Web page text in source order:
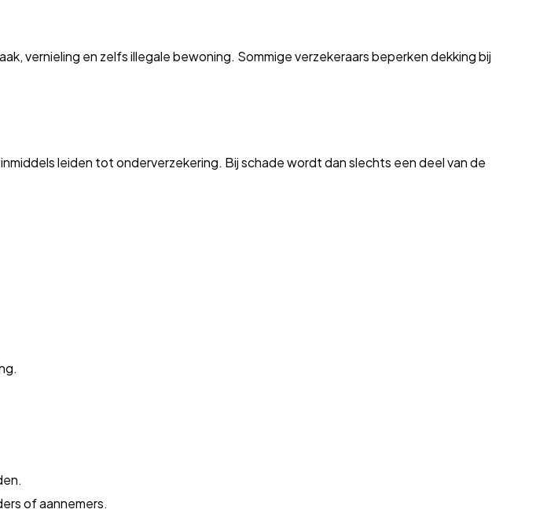
vernieling en zelfs illegale bewoning. Sommige verzekeraars beperken dekking bij
leiden tot onderverzekering. Bij schade wordt dan slechts een deel van de
of aannemers.